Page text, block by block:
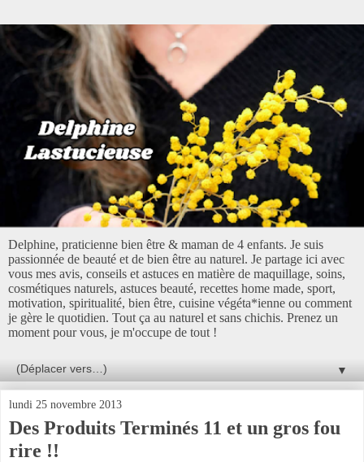
Delphine, praticienne bien être & maman de 4 enfants. Je suis
passionnée de beauté et de bien être au naturel. Je partage ici avec
vous mes avis, conseils et astuces en matière de maquillage, soins,
cosmétiques naturels, astuces beauté, recettes home made, sport,
motivation, spiritualité, bien être, cuisine végéta*ienne ou comment
je gère le quotidien. Tout ça au naturel et sans chichis. Prenez un
moment pour vous, je m'occupe de tout !
▼
lundi 25 novembre 2013
Des Produits Terminés 11 et un gros fou
rire !!